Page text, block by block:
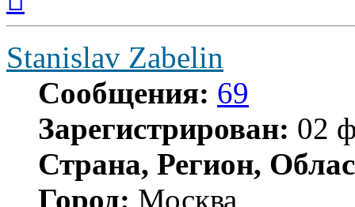
началу
Stanislav Zabelin
Сообщения: 69
Зарегистрирован: 02
Страна, Регион,
Город: Москва